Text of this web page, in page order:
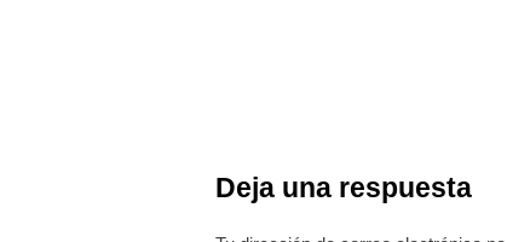
Deja una respuesta